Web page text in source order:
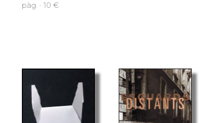
pàg. · 10 €